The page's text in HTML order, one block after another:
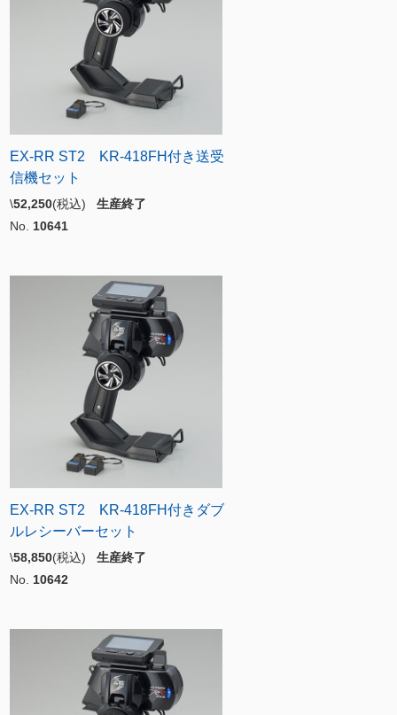
EX-RR ST2 KR-418FH付き送受
信機セット
\52,250(税込) 生産終了
No. 10641
EX-RR ST2 KR-418FH付きダブ
ルレシーバーセット
\58,850(税込) 生産終了
No. 10642